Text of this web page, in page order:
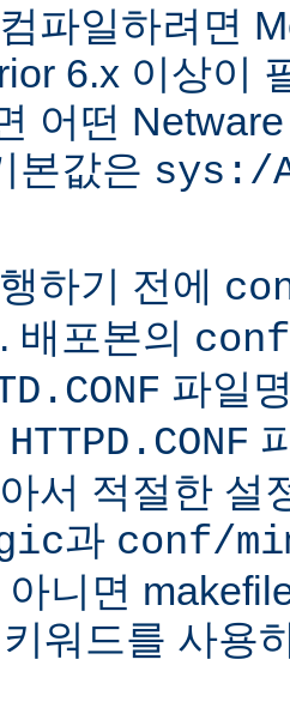
파일하려면
6.x 이상이
어떤
본값은 sys:/
하기 전에
배포본의 conf
파일
HTTPD.CONF
서 적절한 설
과 conf/
니면
키워드를 사용